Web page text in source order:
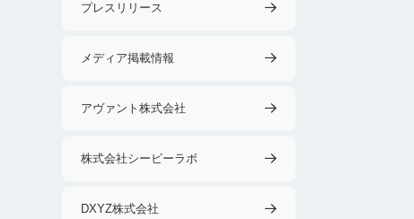
プレスリリース
メディア掲載情報
アヴァント株式会社
株式会社シービーラボ
DXYZ株式会社